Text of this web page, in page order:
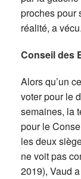
proches pour
réalité, a vécu.
Conseil des
Alors qu’un
voter pour le
semaines, la
pour le
les deux
ne voit pas
2019), Vaud